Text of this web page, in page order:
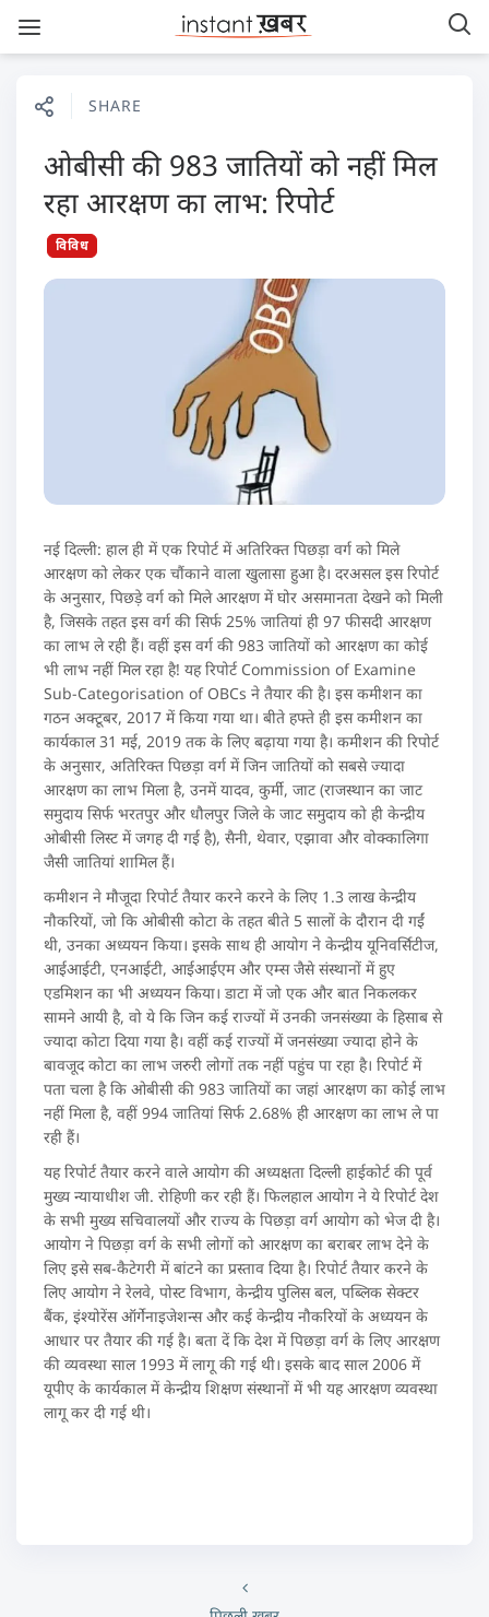
SHARE
ओबीसी की 983 जातियों को नहीं मिल
रहा आरक्षण का लाभ: रिपोर्ट
विविध
नई दिल्ली: हाल ही में एक रिपोर्ट में अतिरिक्त पिछड़ा वर्ग को मिले
आरक्षण को लेकर एक चौंकाने वाला खुलासा हुआ है। दरअसल इस रिपोर्ट
के अनुसार, पिछड़े वर्ग को मिले आरक्षण में घोर असमानता देखने को मिली
है, जिसके तहत इस वर्ग की सिर्फ 25% जातियां ही 97 फीसदी आरक्षण
का लाभ ले रही हैं। वहीं इस वर्ग की 983 जातियों को आरक्षण का कोई
भी लाभ नहीं मिल रहा है! यह रिपोर्ट Commission of Examine
Sub-Categorisation of OBCs ने तैयार की है। इस कमीशन का
गठन अक्टूबर, 2017 में किया गया था। बीते हफ्ते ही इस कमीशन का
कार्यकाल 31 मई, 2019 तक के लिए बढ़ाया गया है। कमीशन की रिपोर्ट
के अनुसार, अतिरिक्त पिछड़ा वर्ग में जिन जातियों को सबसे ज्यादा
आरक्षण का लाभ मिला है, उनमें यादव, कुर्मी, जाट (राजस्थान का जाट
समुदाय सिर्फ भरतपुर और धौलपुर जिले के जाट समुदाय को ही केन्द्रीय
ओबीसी लिस्ट में जगह दी गई है), सैनी, थेवार, एझावा और वोक्कालिगा
जैसी जातियां शामिल हैं।
कमीशन ने मौजूदा रिपोर्ट तैयार करने करने के लिए 1.3 लाख केन्द्रीय
नौकरियों, जो कि ओबीसी कोटा के तहत बीते 5 सालों के दौरान दी गईं
थी, उनका अध्ययन किया। इसके साथ ही आयोग ने केन्द्रीय यूनिवर्सिटीज,
आईआईटी, एनआईटी, आईआईएम और एम्स जैसे संस्थानों में हुए
एडमिशन का भी अध्ययन किया। डाटा में जो एक और बात निकलकर
सामने आयी है, वो ये कि जिन कई राज्यों में उनकी जनसंख्या के हिसाब से
ज्यादा कोटा दिया गया है। वहीं कई राज्यों में जनसंख्या ज्यादा होने के
बावजूद कोटा का लाभ जरुरी लोगों तक नहीं पहुंच पा रहा है। रिपोर्ट में
पता चला है कि ओबीसी की 983 जातियों का जहां आरक्षण का कोई लाभ
नहीं मिला है, वहीं 994 जातियां सिर्फ 2.68% ही आरक्षण का लाभ ले पा
रही हैं।
यह रिपोर्ट तैयार करने वाले आयोग की अध्यक्षता दिल्ली हाईकोर्ट की पूर्व
मुख्य न्यायाधीश जी. रोहिणी कर रही हैं। फिलहाल आयोग ने ये रिपोर्ट देश
के सभी मुख्य सचिवालयों और राज्य के पिछड़ा वर्ग आयोग को भेज दी है।
आयोग ने पिछड़ा वर्ग के सभी लोगों को आरक्षण का बराबर लाभ देने के
लिए इसे सब-कैटेगरी में बांटने का प्रस्ताव दिया है। रिपोर्ट तैयार करने के
लिए आयोग ने रेलवे, पोस्ट विभाग, केन्द्रीय पुलिस बल, पब्लिक सेक्टर
बैंक, इंश्योरेंस ऑर्गेनाइजेशन्स और कई केन्द्रीय नौकरियों के अध्ययन के
आधार पर तैयार की गई है। बता दें कि देश में पिछड़ा वर्ग के लिए आरक्षण
की व्यवस्था साल 1993 में लागू की गई थी। इसके बाद साल 2006 में
यूपीए के कार्यकाल में केन्द्रीय शिक्षण संस्थानों में भी यह आरक्षण व्यवस्था
लागू कर दी गई थी।